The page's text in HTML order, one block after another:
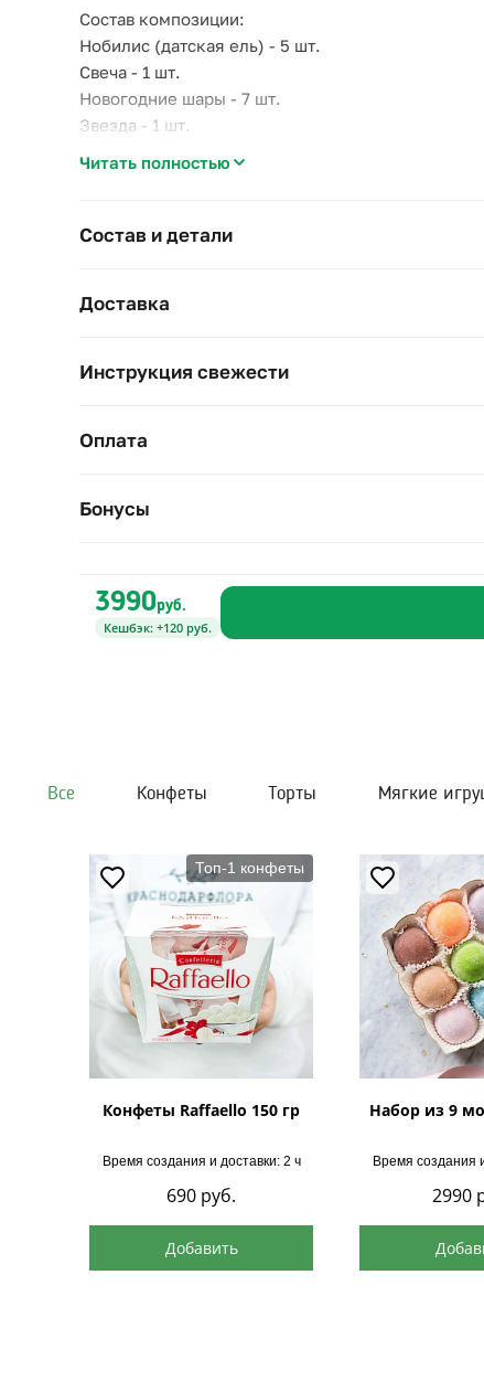
Состав композиции:
Нобилис (датская ель) - 5 шт.
Свеча - 1 шт.
Новогодние шары - 7 шт.
Звезда - 1 шт.
Примерный диаметр композиции: 17-20 см
Читать полностью
Состав и детали
Доставка
Инструкция свежести
Оплата
Бонусы
3990руб.
Кешбэк: +120 руб.
Все Конфеты Торты Мягкие
Топ-1 конфеты
Конфеты Raffaello 150 гр
Время создания и доставки: 2 ч
690 руб.
Добавить
Набор из 9
Время создания
2990